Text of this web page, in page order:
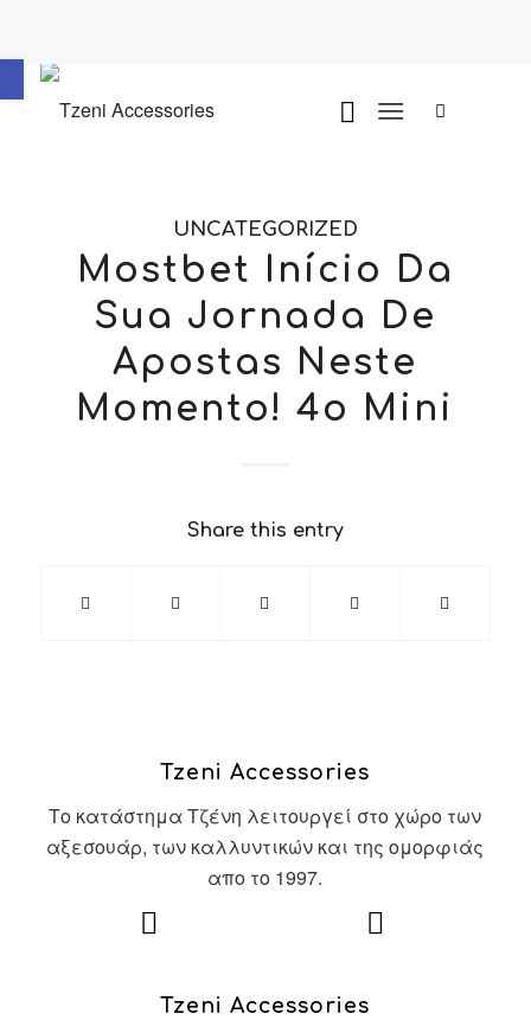
UNCATEGORIZED
Mostbet Início Da
Sua Jornada De
Apostas Neste
Momento! 4o Mini
Share this entry
Tzeni Accessories
Το κατάστημα Τζένη λειτουργεί στο χώρο των
αξεσουάρ, των καλλυντικών και της ομορφιάς
απο το 1997.
Tzeni Accessories
Ανοίξτε τη γραμμή εργαλείων